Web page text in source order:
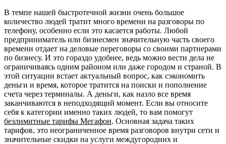
В темпе нашей быстротечной жизни очень большое
количество людей тратит много времени на разговоры по
телефону, особенно если это касается работы. Любой
предприниматель или бизнесмен значительную часть своего
времени отдает на деловые переговоры со своими партнерами
по бизнесу. И это гораздо удобнее, ведь можно вести дела не
ограничиваясь одним районом или даже городом и страной. В
этой ситуации встает актуальный вопрос, как сэкономить
деньги и время, которое тратится на поиски и пополнение
счета через терминалы. А деньги, как назло все время
заканчиваются в неподходящий момент. Если вы относите
себя к категории именно таких людей, то вам помогут
безлимитные тарифы Мегафон. Основная задача таких
тарифов, это неограниченное время разговоров внутри сети и
значительные скидки на услуги междугородних и